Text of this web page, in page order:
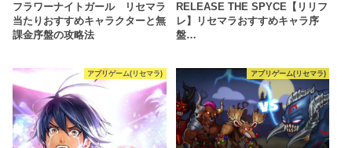
フラワーナイトガール リセマラ
当たりおすすめキャラクターと無
課金序盤の攻略法
RELEASE THE SPYCE【リリフ
レ】リセマラおすすめキャラ序
盤…
アプリゲーム(リセマラ) アプリゲーム(リセマラ)